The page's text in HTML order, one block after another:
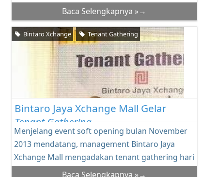
Baca Selengkapnya »→
Bintaro Jaya Xchange Mall Gelar
Tenant Gathering
Bintaro Xchange Tenant Gathering
Menjelang event soft opening bulan November
2013 mendatang, management Bintaro Jaya
Xchange Mall mengadakan tenant gathering hari
Baca Selengkapnya »→